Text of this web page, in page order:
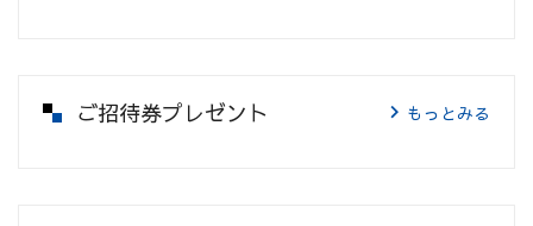
ご招待券プレゼント もっとみる